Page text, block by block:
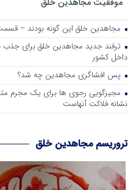
مجاهدین خلق این گونه بودند –
ترفند جدید مجاهدین خلق برای جذب
داخل کشور
پس افشاگری مجاهدین چه شد؟
مجیزگویی رجوی ها برای یک مجرم
نشانه فلاکت آنهاست
تروریسم مجاهدین خلق